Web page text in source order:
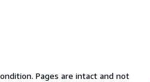
Pages are intact and not